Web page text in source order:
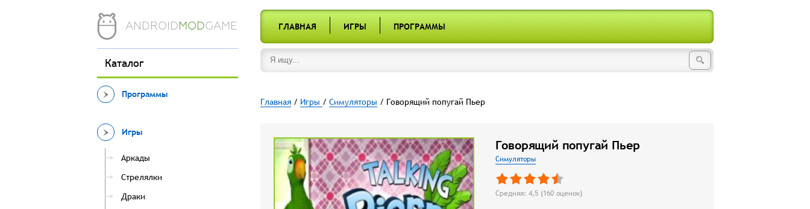
ANDROIDMODGAME ГЛАВНАЯ ИГРЫ ПРОГРАММЫ
Каталог
Программы
Игры
Аркады
Стрелялки
Драки
Главная/ Игры / Симуляторы / Говорящий попугай Пьер
Говорящий попугай Пьер
Симуляторы
Средняя: 4,5 (160оценок)